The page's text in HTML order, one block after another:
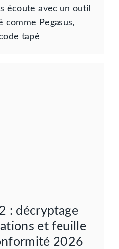
écoute avec un outil
comme Pegasus,
tapé
: décryptage
et feuille
2026